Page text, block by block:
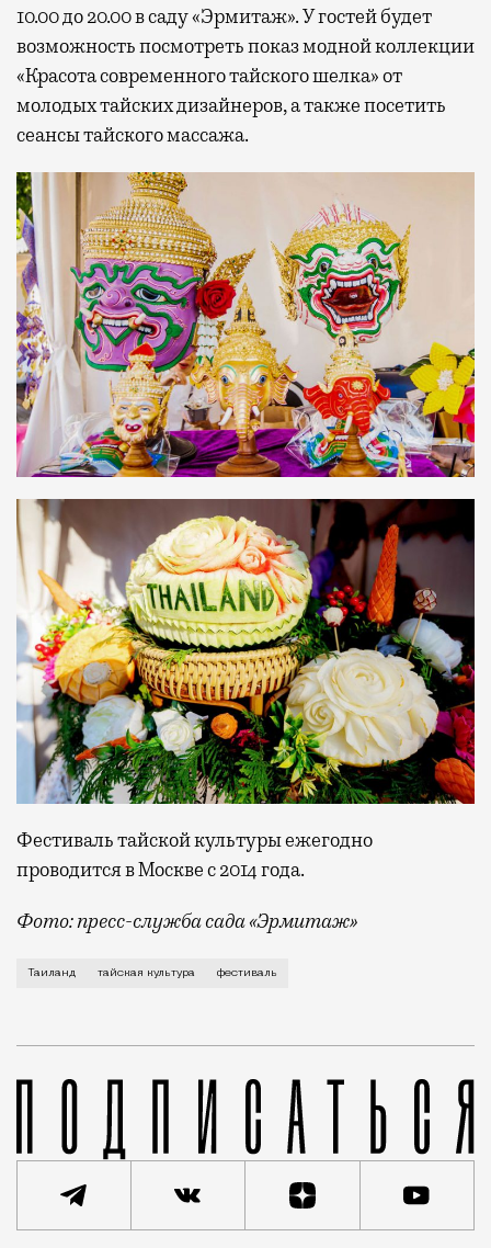
10.00 до 20.00 в саду «Эрмитаж». У гостей будет
возможность посмотреть показ модной коллекции
«Красота современного тайского шелка» от
молодых тайских дизайнеров, а также посетить
сеансы тайского массажа.
Фестиваль тайской культуры ежегодно
проводится в Москве с 2014 года.
Фото: пресс-служба сада «Эрмитаж»
В фестивале примут участие творческие
Таиланд тайская культура фестиваль